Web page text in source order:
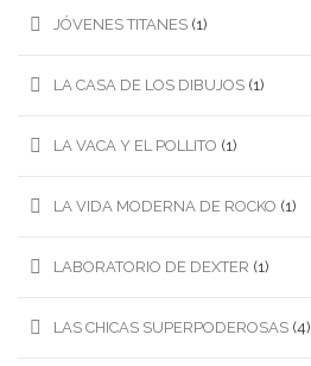
JÓVENES TITANES (1)
LA CASA DE LOS DIBUJOS (1)
LA VACA Y EL POLLITO (1)
LA VIDA MODERNA DE ROCKO (1)
LABORATORIO DE DEXTER (1)
LAS CHICAS SUPERPODEROSAS (4)